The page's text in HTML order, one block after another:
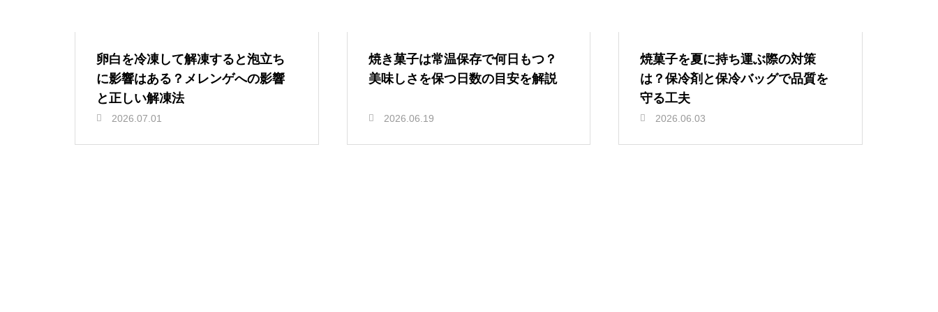
卵白を冷凍して解凍すると泡立ち
に影響はある？メレンゲへの影響
と正しい解凍法
2026.07.01
焼き菓子は常温保存で何日もつ？
美味しさを保つ日数の目安を解説
2026.06.19
焼菓子を夏に持ち運ぶ際の対策
は？保冷剤と保冷バッグで品質を
守る工夫
2026.06.03